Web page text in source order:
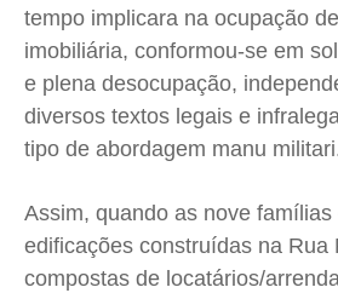
tempo implicara na ocupação
imobiliária, conformou-se em
e plena desocupação,
diversos textos legais e
tipo de abordagem manu
Assim, quando as nove
edificações construídas na Rua
compostas de locatários/